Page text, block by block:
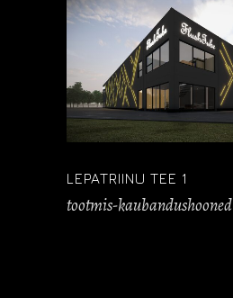
LEPATRIINU TEE 1
tootmis-kaubandushooned